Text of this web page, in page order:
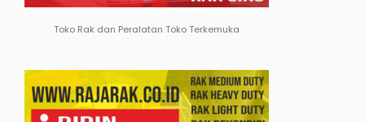
Toko Rak dan Peralatan Toko Terkemuka